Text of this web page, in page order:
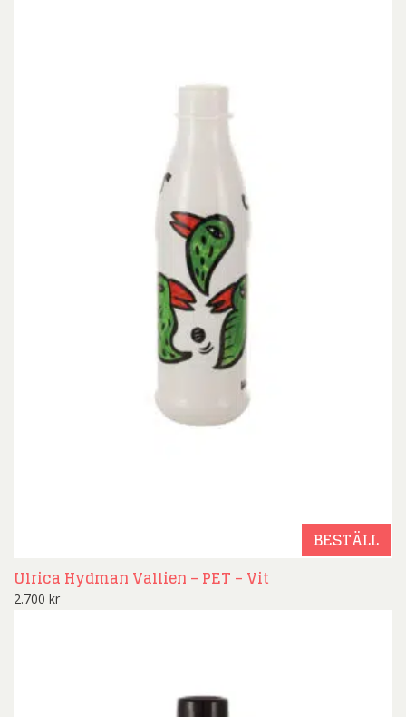
BESTÄLL
Ulrica Hydman Vallien – PET – Vit
2.700 kr